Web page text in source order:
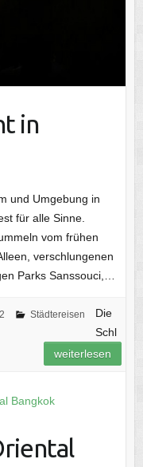
in
und Umgebung in
für alle Sinne.
vom frühen
verschlungenen
Parks Sanssouci,…
Städtereisen
Die
Schl
weiterlesen